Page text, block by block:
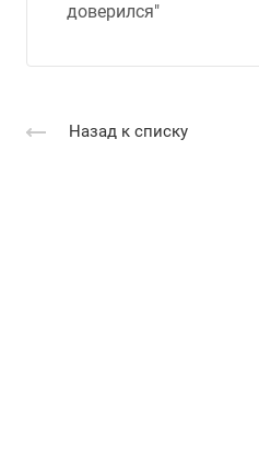
доверился"
Назад к списку